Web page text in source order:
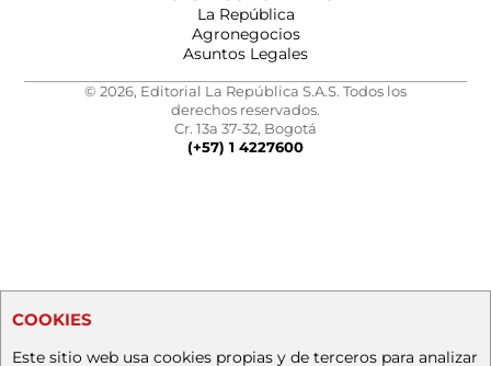
La República
Agronegocios
Asuntos Legales
© 2026, Editorial La República S.A.S. Todos los
derechos reservados.
Cr. 13a 37-32, Bogotá
(+57) 1 4227600
COOKIES
Este sitio web usa cookies propias y de terceros para analizar